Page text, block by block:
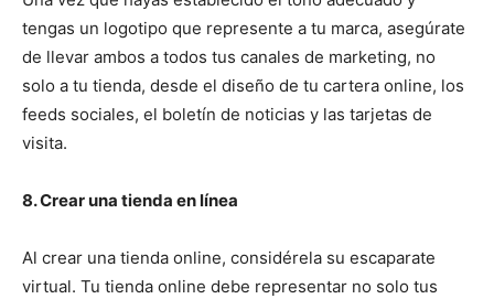
tengas un logotipo que represente a tu marca, asegúrate
de llevar ambos a todos tus canales de marketing, no
solo a tu tienda, desde el diseño de tu cartera online, los
feeds sociales, el boletín de noticias y las tarjetas de
visita.
8. Crear una tienda en línea
Al crear una tienda online, considérela su escaparate
virtual. Tu tienda online debe representar no solo tus